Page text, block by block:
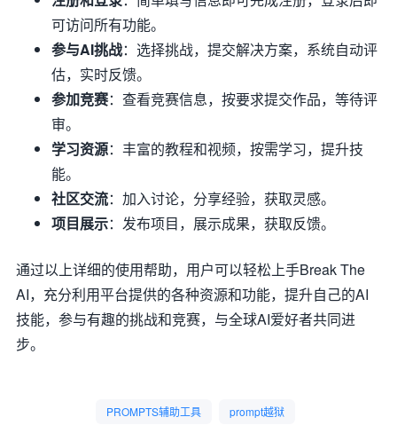
可访问所有功能。
参与AI挑战：选择挑战，提交解决方案，系统自动评
估，实时反馈。
参加竞赛：查看竞赛信息，按要求提交作品，等待评
审。
学习资源：丰富的教程和视频，按需学习，提升技
能。
社区交流：加入讨论，分享经验，获取灵感。
项目展示：发布项目，展示成果，获取反馈。
通过以上详细的使用帮助，用户可以轻松上手Break The
AI，充分利用平台提供的各种资源和功能，提升自己的AI
技能，参与有趣的挑战和竞赛，与全球AI爱好者共同进
步。
PROMPTS辅助工具 prompt越狱